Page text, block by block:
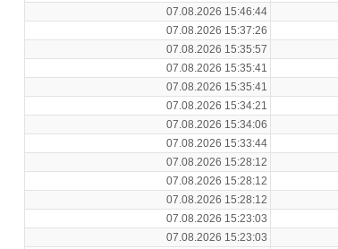
07.08.2026 15:46:44
07.08.2026 15:37:26
07.08.2026 15:35:57
07.08.2026 15:35:41
07.08.2026 15:35:41
07.08.2026 15:34:21
07.08.2026 15:34:06
07.08.2026 15:33:44
07.08.2026 15:28:12
07.08.2026 15:28:12
07.08.2026 15:28:12
07.08.2026 15:23:03
07.08.2026 15:23:03